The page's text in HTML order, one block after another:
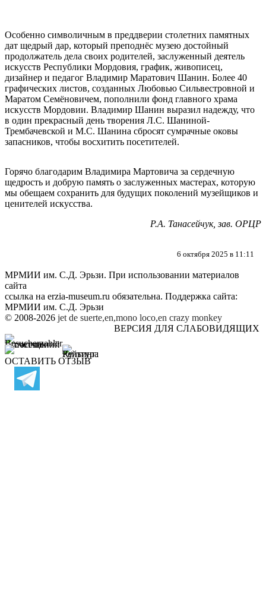
Особенно символичным в преддверии столетних памятных
дат щедрый дар, который преподнёс музею достойный
продолжатель дела своих родителей, заслуженный деятель
искусств Республики Мордовия, график, живописец,
дизайнер и педагог Владимир Маратович Шанин. Более 40
графических листов, созданных Любовью Сильвестровной и
Маратом Семёновичем, пополнили фонд главного храма
искусств Мордовии. Владимир Шанин выразил надежду, что
в один прекрасный день творения Л.С. Шаниной-
Трембачевской и М.С. Шанина сбросят сумрачные оковы
запасников, чтобы восхитить посетителей.
Горячо благодарим Владимира Мартовича за сердечную
щедрость и добрую память о заслуженных мастерах, которую
мы обещаем сохранить для будущих поколений музейщиков и
ценителей искусства.
Р.А. Танасейчук, зав. ОРЦР
6 октября 2025 в 11:11
МРМИИ им. С.Д. Эрьзи. При использовании материалов
сайта
ссылка на erzia-museum.ru обязательна. Поддержка сайта:
МРМИИ им. С.Д. Эрьзи
© 2008-2026 jet de suerte,en,mono loco,en crazy monkey
ВЕРСИЯ ДЛЯ СЛАБОВИДЯЩИХ
ОСТАВИТЬ ОТЗЫВ